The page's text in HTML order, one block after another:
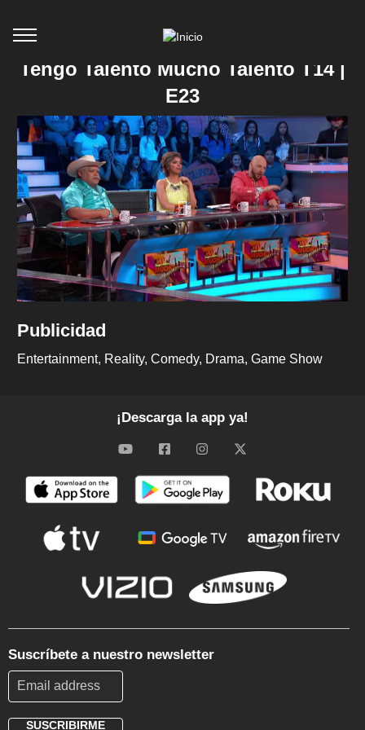
Tengo Talento Mucho Talento T14 |
E23
Publicidad
Entertainment Reality Comedy Drama Game Show
¡Descarga la app ya!
Suscríbete a nuestro newsletter
SUSCRIBIRME